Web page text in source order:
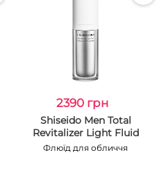
2390 грн
Shiseido Men Total
Revitalizer Light Fluid
Флюїд для обличчя